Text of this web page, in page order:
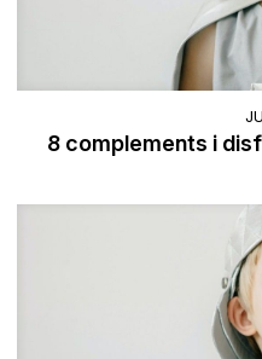
8 complements i